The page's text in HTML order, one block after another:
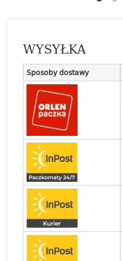
WYSYŁKA
Sposoby dostawy